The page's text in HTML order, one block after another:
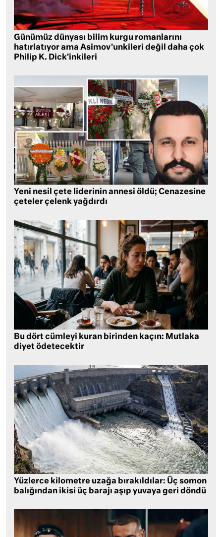
Günümüz dünyası bilim kurgu romanlarını
hatırlatıyor ama Asimov’unkileri değil daha çok
Philip K. Dick’inkileri
Yeni nesil çete liderinin annesi öldü; Cenazesine
çeteler çelenk yağdırdı
Bu dört cümleyi kuran birinden kaçın: Mutlaka
diyet ödetecektir
Yüzlerce kilometre uzağa bırakıldılar: Üç somon
balığından ikisi üç barajı aşıp yuvaya geri döndü